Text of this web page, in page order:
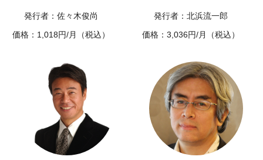
発行者：佐々木俊尚
価格：1,018円/月（税込）
発行者：北浜流一郎
価格：3,036円/月（税込）